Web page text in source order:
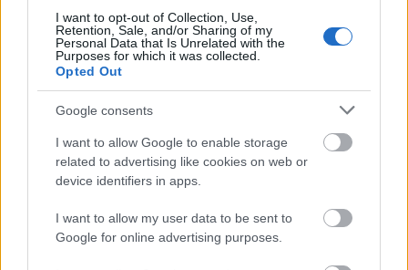
I want to opt-out of Collection, Use,
Retention, Sale, and/or Sharing of my
Personal Data that Is Unrelated with the
Purposes for which it was collected.
Opted Out
Google consents
I want to allow Google to enable storage
related to advertising like cookies on web or
device identifiers in apps.
I want to allow my user data to be sent to
Google for online advertising purposes.
Über uns, Autoren & Redaktionelle Richtlinien - AI
marketing
TRANSPARENZ & QUALITÄT
Über uns, unsere Autoren &
redaktionelle ...